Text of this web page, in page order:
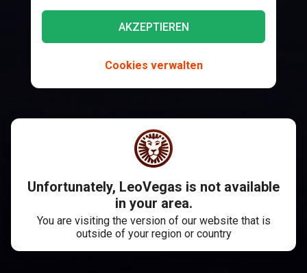
AKZEPTIEREN
Cookies verwalten
Unfortunately, LeoVegas is not available
in your area.
You are visiting the version of our website that is
outside of your region or country